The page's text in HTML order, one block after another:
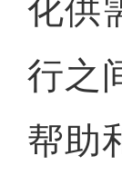
化供
行之
帮助